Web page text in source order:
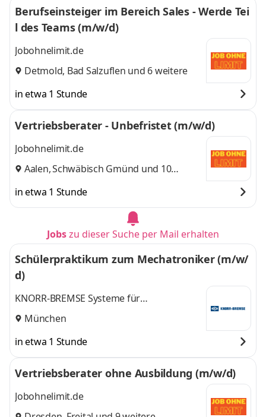
Berufseinsteiger im Bereich Sales - Werde Tei
l des Teams (m/w/d)
Jobohnelimit.de
Detmold, Bad Salzuflen und 6 weitere
in etwa 1 Stunde
Vertriebsberater - Unbefristet (m/w/d)
Jobohnelimit.de
Aalen,Schwäbisch Gmünd und 10
in etwa 1 Stunde
Jobszu dieser Suche per Mail erhalten
Schülerpraktikum zum Mechatroniker (m/w/
d)
KNORR-BREMSE Systeme für
Schienenfahrzeuge GmbH
München
in etwa 1 Stunde
Vertriebsberater ohne Ausbildung (m/w/d)
Jobohnelimit.de